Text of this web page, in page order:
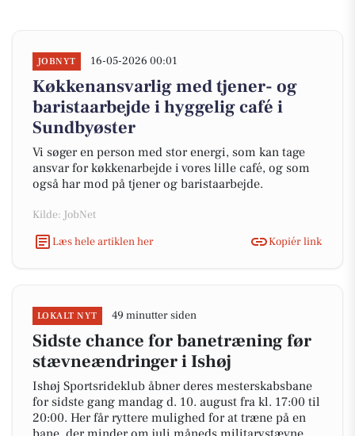
JOBNYT 16-05-2026 00:01
Køkkenansvarlig med tjener- og
baristaarbejde i hyggelig café i
Sundbyøster
Vi søger en person med stor energi, som kan tage
ansvar for køkkenarbejde i vores lille café, og som
også har mod på tjener og baristaarbejde.
Kilde: JobNet
Læs hele artiklen her
Kopiér link
LOKALT NYT 49 minutter siden
Sidste chance for banetræning før
stævneændringer i Ishøj
Ishøj Sportsrideklub åbner deres mesterskabsbane
for sidste gang mandag d. 10. august fra kl. 17:00 til
20:00. Her får ryttere mulighed for at træne på en